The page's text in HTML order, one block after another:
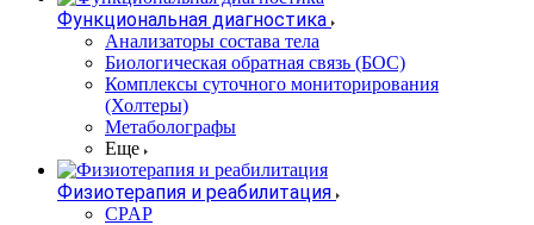
Функциональная диагностика
Анализаторы состава тела
Биологическая обратная связь (БОС)
Комплексы суточного мониторирования
(Холтеры)
Метаболографы
Еще
Физиотерапия и реабилитация
CPAP